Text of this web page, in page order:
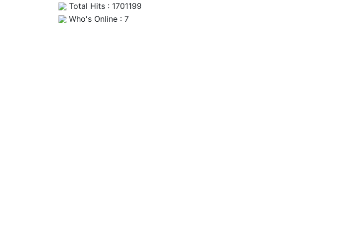
Total Hits : 1701199
Who's Online : 7